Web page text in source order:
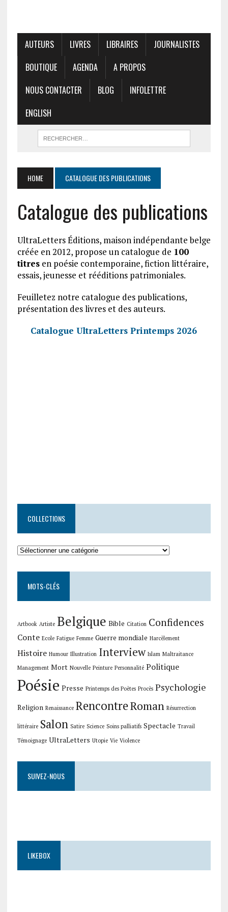
AUTEURS LIVRES LIBRAIRES
JOURNALISTES
BOUTIQUE
AGENDA
A PROPOS
NOUS CONTACTER
BLOG
INFOLETTRE
ENGLISH
HOME CATALOGUE DES PUBLICATIONS
Catalogue des publications
UltraLetters Éditions, maison indépendante belge
créée en 2012, propose un catalogue de 100
titresen poésie contemporaine, fiction littéraire,
essais, jeunesse et rééditions patrimoniales.
Feuilletez notre catalogue des publications,
présentation des livres et des auteurs.
Catalogue UltraLetters Printemps 2026
COLLECTIONS
Collections
MOTS-CLÉS
Artbook Artiste Belgique Bible Citation Confidences
Conte Ecole Fatigue Femme Guerre mondiale Harcèlement
Histoire Humour Illustration Interview Islam Maltraitance
Management Mort Nouvelle Peinture Personnalité Politique
Poésie Presse Printemps des Poètes Procès Psychologie
Religion Renaissance RencontreRoman Résurrection
littéraire Salon Satire Science Soins palliatifs Spectacle Travail
Témoignage UltraLetters Utopie Vie Violence
SUIVEZ-NOUS
LIKEBOX